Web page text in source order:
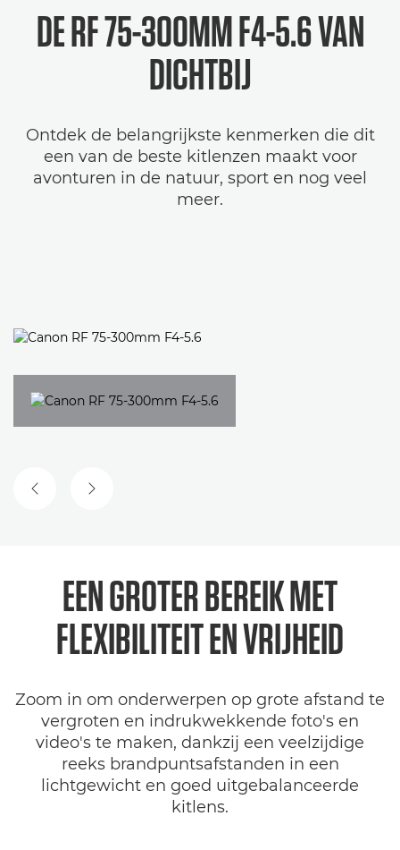
DE RF 75-300MM F4-5.6 VAN
DICHTBIJ
Ontdek de belangrijkste kenmerken die dit
een van de beste kitlenzen maakt voor
avonturen in de natuur, sport en nog veel
meer.
VORIGE DIAVOLGENDE DIA
EEN GROTER BEREIK MET
FLEXIBILITEIT EN VRIJHEID
Zoom in om onderwerpen op grote afstand te
vergroten en indrukwekkende foto's en
video's te maken, dankzij een veelzijdige
reeks brandpuntsafstanden in een
lichtgewicht en goed uitgebalanceerde
kitlens.